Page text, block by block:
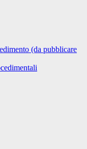
(da pubblicare